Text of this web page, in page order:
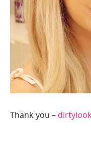
Thank you –